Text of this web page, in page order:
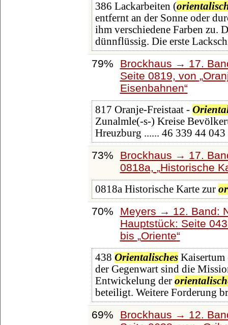
386 Lackarbeiten (
entfernt an der Sonne oder
ihm verschiedene Farben zu.
dünnflüssig. Die erste
79%
Brockhaus → 17.
Seite 0819, von
Eisenbahnen
817 Oranje-Freistaat -
Zunalmle(-s-) Kreise
Hreuzburg ...... 46 339 44
73%
Brockhaus → 17.
0818a,
Historische
0818a Historische Karte zur
70%
Meyers → 12. Band:
Hauptstück: Seite
bis Oriente
438 OrientalischesKaisertum
der Gegenwart sind die
Entwickelung der
beteiligt. Weitere Forderung
69%
Brockhaus → 12.